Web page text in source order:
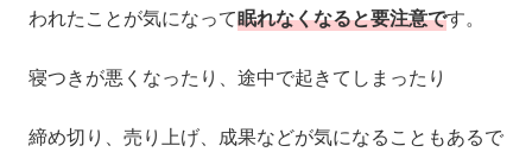
われたことが気になって眠れなくなると要注意です。
寝つきが悪くなったり、途中で起きてしまったり
締め切り、売り上げ、成果などが気になることもあるで